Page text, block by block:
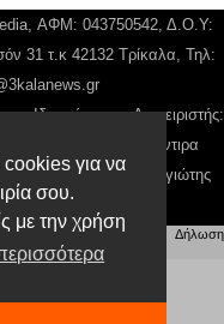
για να
σου.
με την χρήση
ΑΦΜ: 043750542, Δ.Ο.Υ:
31 τ.κ 42132 Τρίκαλα, Τηλ:
Ιδιοκτήτης και Διαχειριστής:
Βασιλική, Διευθύντιρα
domain name Παναγιώτης
Δεδομένων |Όροι χρήσης
Δήλωση